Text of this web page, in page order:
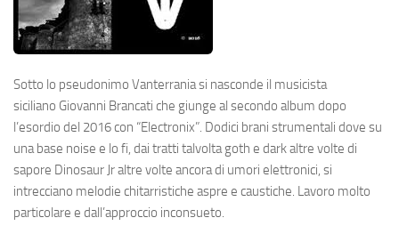
Sotto lo pseudonimo Vanterrania si nasconde il musicista
siciliano Giovanni Brancati che giunge al secondo album dopo
l’esordio del 2016 con “Electronix”. Dodici brani strumentali dove su
una base noise e lo fi, dai tratti talvolta goth e dark altre volte di
sapore Dinosaur Jr altre volte ancora di umori elettronici, si
intrecciano melodie chitarristiche aspre e caustiche. Lavoro molto
particolare e dall’approccio inconsueto.